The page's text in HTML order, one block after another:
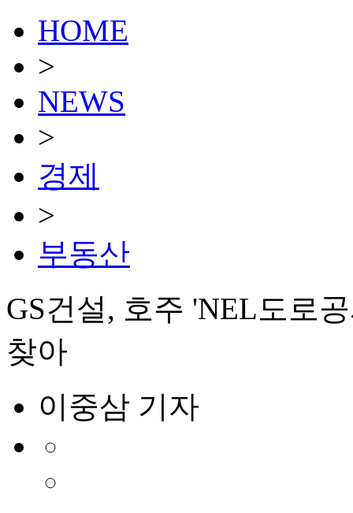
HOME
>
NEWS
>
경제
>
부동산
GS건설, 호주 'NEL도로
찾아
이중삼 기자